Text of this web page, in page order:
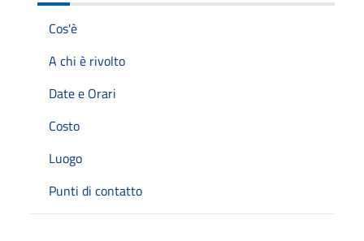
Cos'è
A chi è rivolto
Date e Orari
Costo
Luogo
Punti di contatto